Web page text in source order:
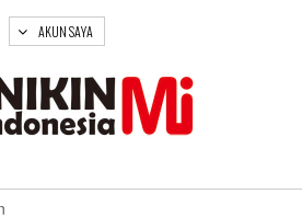
AKUN SAYA